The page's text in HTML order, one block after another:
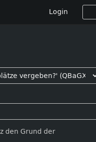
Login
den Grund der